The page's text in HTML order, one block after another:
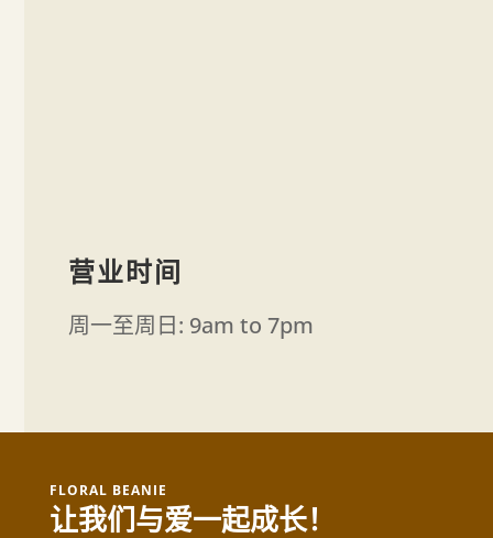
营业时间
周一至周日: 9am to 7pm
FLORAL BEANIE
让我们与爱一起成长！